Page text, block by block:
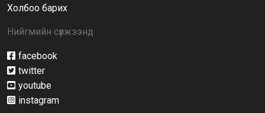
Д.Тэгшбаяр: НҮБ-ын тогтоол санаачилж,
Холбоо барих
Нийгмийн сүлжээнд
facebook
twitter
youtube
instagram